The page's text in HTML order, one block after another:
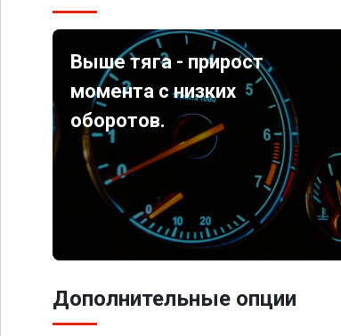
Выше тяга - прирост
момента с низких
оборотов.
Дополнительные опции